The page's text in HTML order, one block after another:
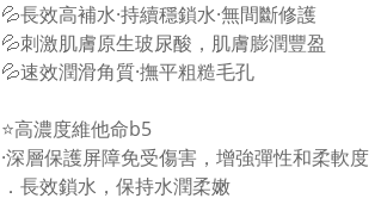
💦長效高補水·持續穩鎖水·無間斷修護
💦刺激肌膚原生玻尿酸，肌膚膨潤豐盈
💦速效潤滑角質·撫平粗糙毛孔
⭐️高濃度維他命b5
·深層保護屏障免受傷害，增強彈性和柔軟度
．長效鎖水，保持水潤柔嫩